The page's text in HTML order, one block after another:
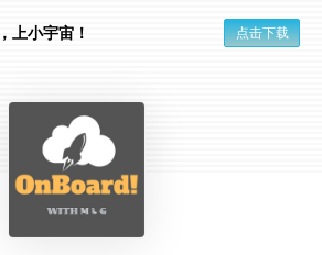
上小宇宙！ 点击下载